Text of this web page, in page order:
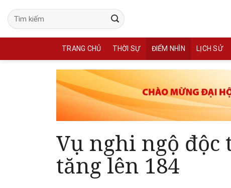
content
TRANG CHỦ THỜI SỰ ĐIỂM NHÌN LỊCH SỬ
Vụ nghi ngộ độc
tăng lên 184